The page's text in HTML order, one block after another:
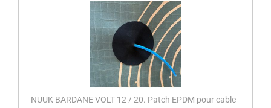
NUUK BARDANE VOLT 12 / 20. Patch EPDM pour cable